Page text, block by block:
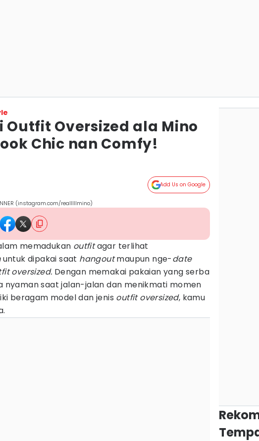
Outfit Oversized ala Mino
Chic nan Comfy!
Add Us on Google
(instagram.com/realllllmino)
memadukan outfitagar terlihat
untuk dipakai saat hangoutmaupun nge-date
oversized. Dengan memakai pakaian yang serba
nyaman saat jalan-jalan dan menikmati momen
beragam model dan jenis outfit oversized, kamu